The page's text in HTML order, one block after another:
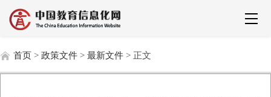
首页 > 政策文件 > 最新文件 > 正文